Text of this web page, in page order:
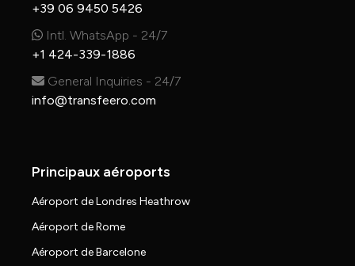
+39 06 9450 5426
Intl. WhatsApp - 24/7
+1 424-339-1886
General Inquiries - 24/7
info@transfeero.com
Principaux aéroports
Aéroport de Londres Heathrow
Aéroport de Rome
Aéroport de Barcelone